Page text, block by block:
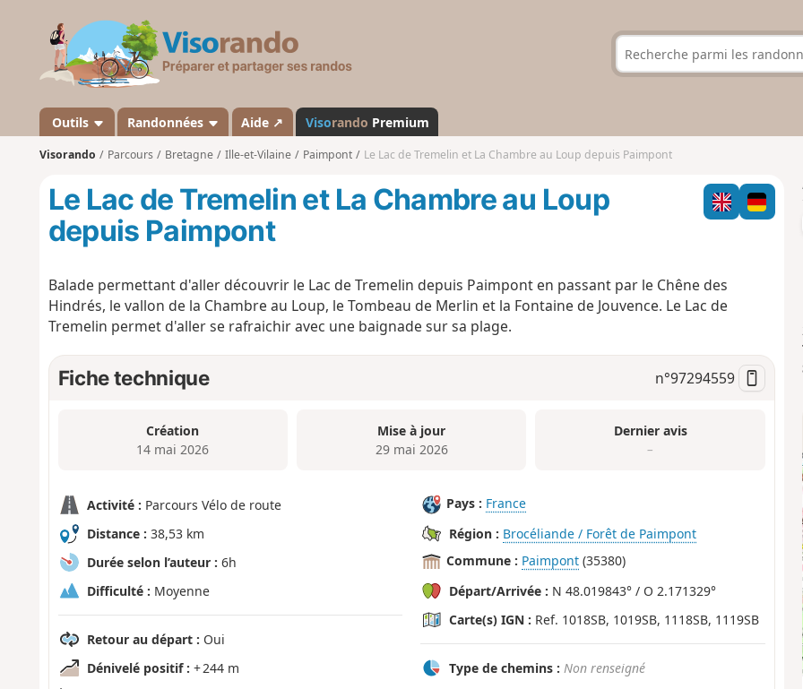
s
a
n
d
Outils Randonnées Aide ↗ Visorando Premium
Visorando Parcours Bretagne Ille-et-Vilaine Paimpont Le Lac de Tremelin et La Chambre au Loup depuis Paimpont
Le Lac de Tremelin et La Chambre au Loup
depuis Paimpont
Balade permettant d'aller découvrir le Lac de Tremelin depuis Paimpont en passant par le Chêne des
Hindrés, le vallon de la Chambre au Loup, le Tombeau de Merlin et la Fontaine de Jouvence. Le Lac de
Tremelin permet d'aller se rafraichir avec une baignade sur sa plage.
Fiche technique n°97294559
Création
14 mai 2026
Mise à jour
29 mai 2026
Dernier avis
–
Activité : Parcours Vélo de route
Distance : 38,53 km
Durée selon l’auteur : 6h
Difficulté : Moyenne
Retour au départ : Oui
Dénivelé positif : + 244 m
Pays : France
Région : Brocéliande / Forêt de Paimpont
Commune : Paimpont (35380)
Départ/Arrivée : N 48.019843° / O 2.171329°
Carte(s) IGN : Ref. 1018SB, 1019SB, 1118SB, 1119SB
Type de chemins : Non renseigné